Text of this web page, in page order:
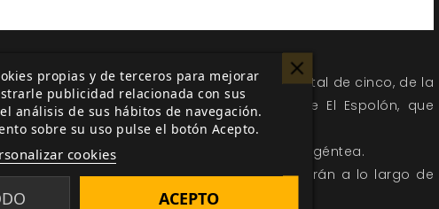
a 7. Se trata del segundo capítulo, de un total de cinco, de la
trepidante aventura por las ciudades de El Espolón, que
secretos que amenazan Voldor.
criminal conocida como La Telaraña Argéntea.
Khrysarlion, que los aventureros encontrarán a lo largo de
propias y de terceros para mejorar
publicidad relacionada con sus
análisis de sus hábitos de navegación.
sobre su uso pulse el botón Acepto.
cookies
ACEPTO